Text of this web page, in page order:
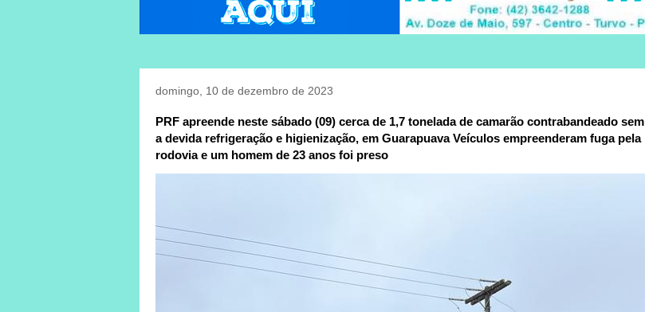
domingo, 10 de dezembro de 2023
PRF apreende neste sábado (09) cerca de 1,7 tonelada de camarão contrabandeado sem
a devida refrigeração e higienização, em Guarapuava Veículos empreenderam fuga pela
rodovia e um homem de 23 anos foi preso